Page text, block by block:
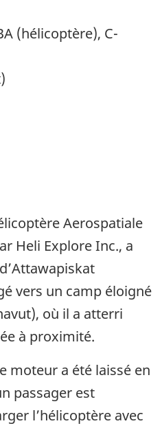
(hélicoptère), C-
Aerospatiale
Heli Explore Inc., a
vers un camp éloigné
où il a atterri
à proximité.
moteur a été laissé en
passager est
l’hélicoptère avec